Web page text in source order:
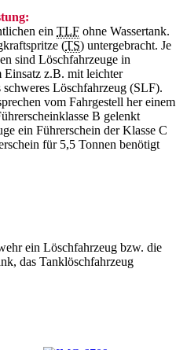
ein TLF ohne Wassertank.
(TS) untergebracht. Je
sind Löschfahrzeuge in
Einsatz z.B. mit leichter
Löschfahrzeug (SLF).
vom Fahrgestell her einem
B gelenkt
ein Führerschein der Klasse C
für 5,5 Tonnen benötigt
ein Löschfahrzeug bzw. die
das Tanklöschfahrzeug